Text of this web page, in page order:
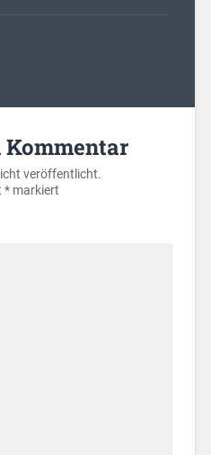
Kommentar
veröffentlicht.
*markiert